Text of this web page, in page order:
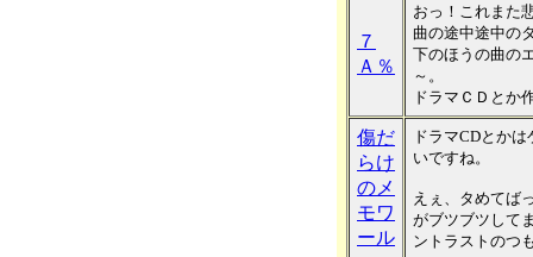
７
Ａ％
おっ！これまた
曲の途中途中の
下のほうの曲の
～。
ドラマＣＤとか
傷だ
らけ
のメ
モワ
ール
ドラマCDとか
いですね。
えぇ、タめてば
がブツブツして
ントラストのつ